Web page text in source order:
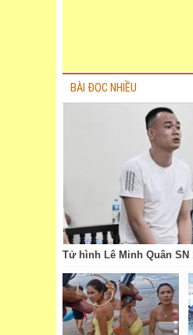
BÀI ĐỌC NHIỀU
Tử hình Lê Minh Quân SN